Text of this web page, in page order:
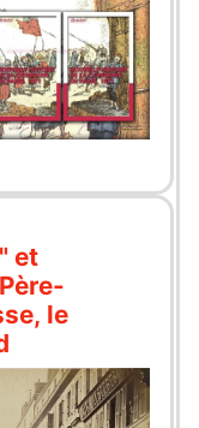
et
le